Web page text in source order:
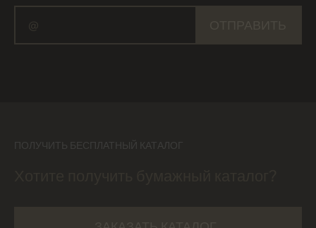
ПОЛУЧИТЬ БЕСПЛАТНЫЙ КАТАЛОГ